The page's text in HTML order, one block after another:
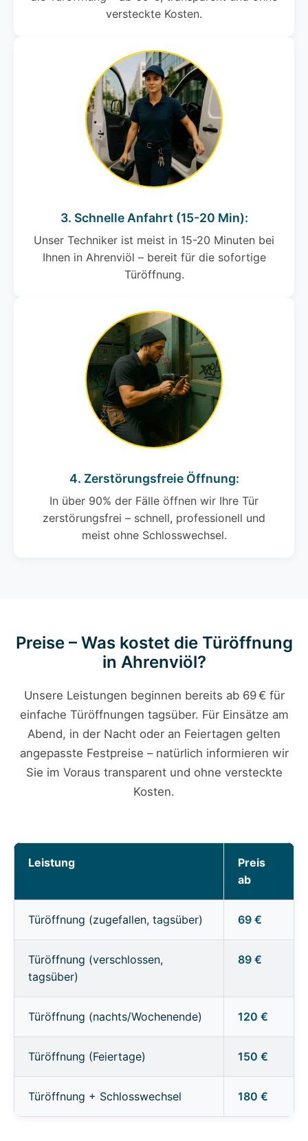
versteckte Kosten.
3. Schnelle Anfahrt (15-20 Min):
Unser Techniker ist meist in 15-20 Minuten bei
Ihnen in Ahrenviöl – bereit für die sofortige
Türöffnung.
4. Zerstörungsfreie Öffnung:
In über 90% der Fälle öffnen wir Ihre Tür
zerstörungsfrei – schnell, professionell und
meist ohne Schlosswechsel.
Preise – Was kostet die Türöffnung
in Ahrenviöl?
Unsere Leistungen beginnen bereits ab 69 € für
einfache Türöffnungen tagsüber. Für Einsätze am
Abend, in der Nacht oder an Feiertagen gelten
angepasste Festpreise – natürlich informieren wir
Sie im Voraus transparent und ohne versteckte
Kosten.
Leistung
Preis
ab
Türöffnung (zugefallen, tagsüber) 69 €
Türöffnung (verschlossen,
tagsüber)
89 €
Türöffnung (nachts/Wochenende) 120 €
Türöffnung (Feiertage) 150 €
Türöffnung + Schlosswechsel 180 €